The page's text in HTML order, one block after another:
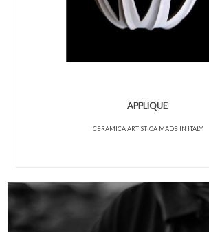
APPLIQUE
CERAMICA ARTISTICA MADE IN ITALY